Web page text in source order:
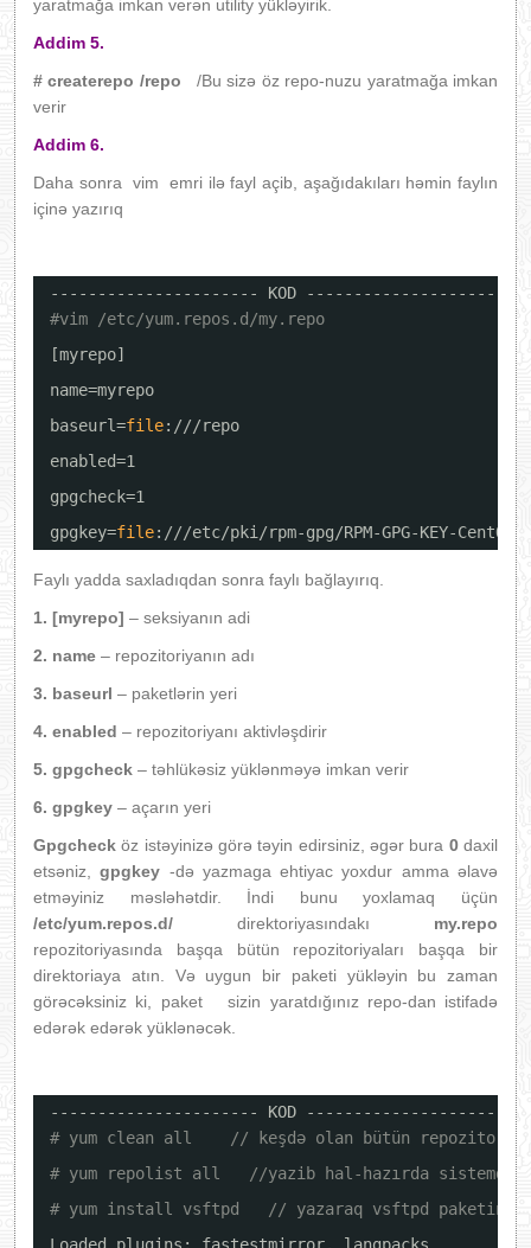
yaratmağa imkan verən utility yükləyirik.
Addim 5.
# createrepo /repo /Bu sizə öz repo-nuzu yaratmağa imkan
verir
Addim 6.
Daha sonra vim emri ilə fayl açib, aşağıdakıları həmin faylın
içinə yazırıq
---------------------- KOD ----------------------
#vim /etc/yum.repos.d/my.repo
[myrepo]
name=myrepo
baseurl=file: ///repo
enabled=1
gpgcheck=1
gpgkey=file: ///etc/pki/rpm-gpg/RPM-GPG-KEY-CentOS-
Faylı yadda saxladıqdan sonra faylı bağlayırıq.
1. [myrepo] – seksiyanın adi
2. name – repozitoriyanın adı
3. baseurl – paketlərin yeri
4. enabled – repozitoriyanı aktivləşdirir
5. gpgcheck – təhlükəsiz yüklənməyə imkan verir
6. gpgkey – açarın yeri
Gpgcheck öz istəyinizə görə təyin edirsiniz, əgər bura 0daxil
etsəniz,gpgkey -də yazmaga ehtiyac yoxdur amma əlavə
etməyiniz məsləhətdir. İndi bunu yoxlamaq üçün
/etc/yum.repos.d/ direktoriyasındakı my.repo
repozitoriyasında başqa bütün repozitoriyaları başqa bir
direktoriaya atın. Və uygun bir paketi yükləyin bu zaman
görəcəksiniz ki, paket sizin yaratdığınız repo-dan istifadə
edərək edərək yüklənəcək.
---------------------- KOD ----------------------
# yum clean all    // keşdə olan bütün
# yum repolist all   //yazib hal-hazırda sistemdə
# yum install vsftpd   // yazaraq vsftpd paketini